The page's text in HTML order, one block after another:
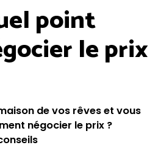
point
le prix
de vos rêves et vous
négocier le prix ?